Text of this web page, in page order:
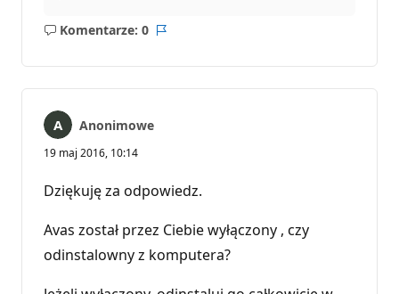
Komentarze: 0
Brak
Anonimowe
19 maj 2016, 10:14
Dziękuję za odpowiedz.
Avas został przez Ciebie wyłączony , czy
odinstalowny z komputera?